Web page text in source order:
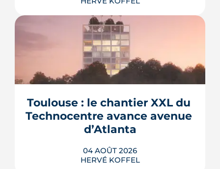
La troisième et dernière phase de
l'écoquartier Andromède doit livrer
près de 1 700 logements à partir de
protégé, la cisticole des joncs, contraint
fortement le plan d'aménagement et
repousse un calendrier déjà tendu.
LIRE L'ARTICLE
Toulouse : le chantier XXL du
Technocentre avance avenue
d’Atlanta
04 AOÛT 2026
HERVÉ KOFFEL